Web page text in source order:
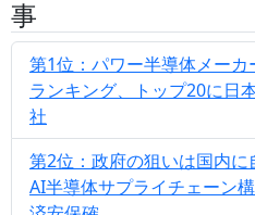
事
第1位：パワー半導体メーカ
ランキング、トップ20に日
社
第2位：政府の狙いは国内に
AI半導体サプライチェーン